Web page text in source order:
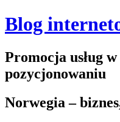
Blog
Promocja usług
pozycjonowaniu
Norwegia –